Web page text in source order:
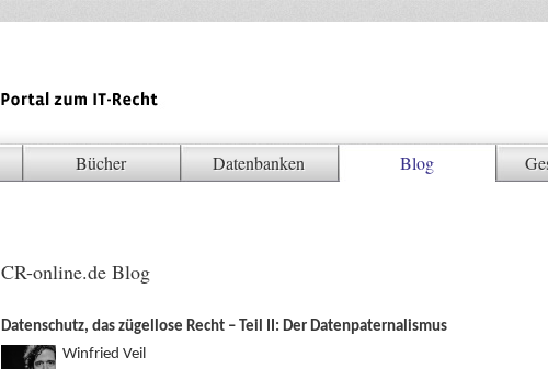
Bücher Datenbanken Blog
CR-online.de Blog
Datenschutz, das zügellose Recht – Teil II: Der Datenpaternalismus
Winfried Veil